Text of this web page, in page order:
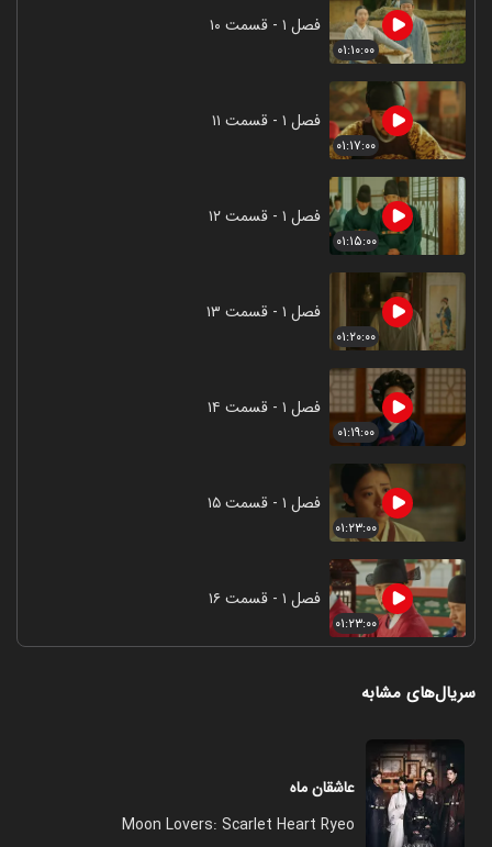
۰۱:۱۰:۰۰
فصل ۱ - قسمت ۱۰
۰۱:۱۷:۰۰
فصل ۱ - قسمت ۱۱
۰۱:۱۵:۰۰
فصل ۱ - قسمت ۱۲
۰۱:۲۰:۰۰
فصل ۱ - قسمت ۱۳
۰۱:۱۹:۰۰
فصل ۱ - قسمت ۱۴
۰۱:۲۳:۰۰
فصل ۱ - قسمت ۱۵
۰۱:۲۳:۰۰
فصل ۱ - قسمت ۱۶
سریال‌های مشابه
عاشقان ماه
Moon Lovers: Scarlet Heart Ryeo